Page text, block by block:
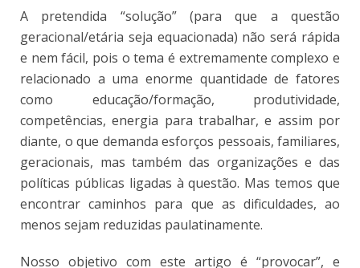
A pretendida “solução” (para que a questão
geracional/etária seja equacionada) não será rápida
e nem fácil, pois o tema é extremamente complexo e
relacionado a uma enorme quantidade de fatores
como educação/formação, produtividade,
competências, energia para trabalhar, e assim por
diante, o que demanda esforços pessoais, familiares,
geracionais, mas também das organizações e das
políticas públicas ligadas à questão. Mas temos que
encontrar caminhos para que as dificuldades, ao
menos sejam reduzidas paulatinamente.
Nosso objetivo com este artigo é “provocar”, e